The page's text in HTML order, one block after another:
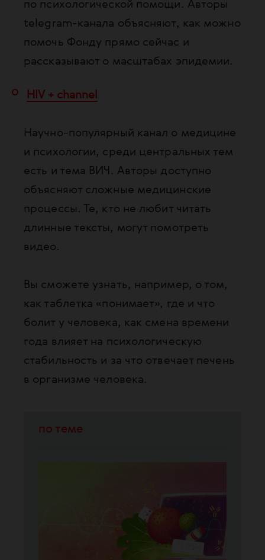
по психологической помощи. Авторы
telegram-канала объясняют, как можно
помочь Фонду прямо сейчас и
рассказывают о масштабах эпидемии.
HIV + channel
Научно-популярный канал о медицине
и психологии, среди центральных тем
есть и тема ВИЧ. Авторы доступно
объясняют сложные медицинские
процессы. Те, кто не любит читать
длинные тексты, могут помотреть
видео.
Вы сможете узнать, например, о том,
как таблетка «понимает», где и что
болит у человека, как смена времени
года влияет на психологическую
стабильность и за что отвечает печень
в организме человека.
по теме